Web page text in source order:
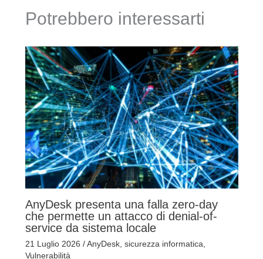
Potrebbero interessarti
AnyDesk presenta una falla zero-day
che permette un attacco di denial-of-
service da sistema locale
21 Luglio 2026 /AnyDesk, sicurezza informatica,
Vulnerabilità